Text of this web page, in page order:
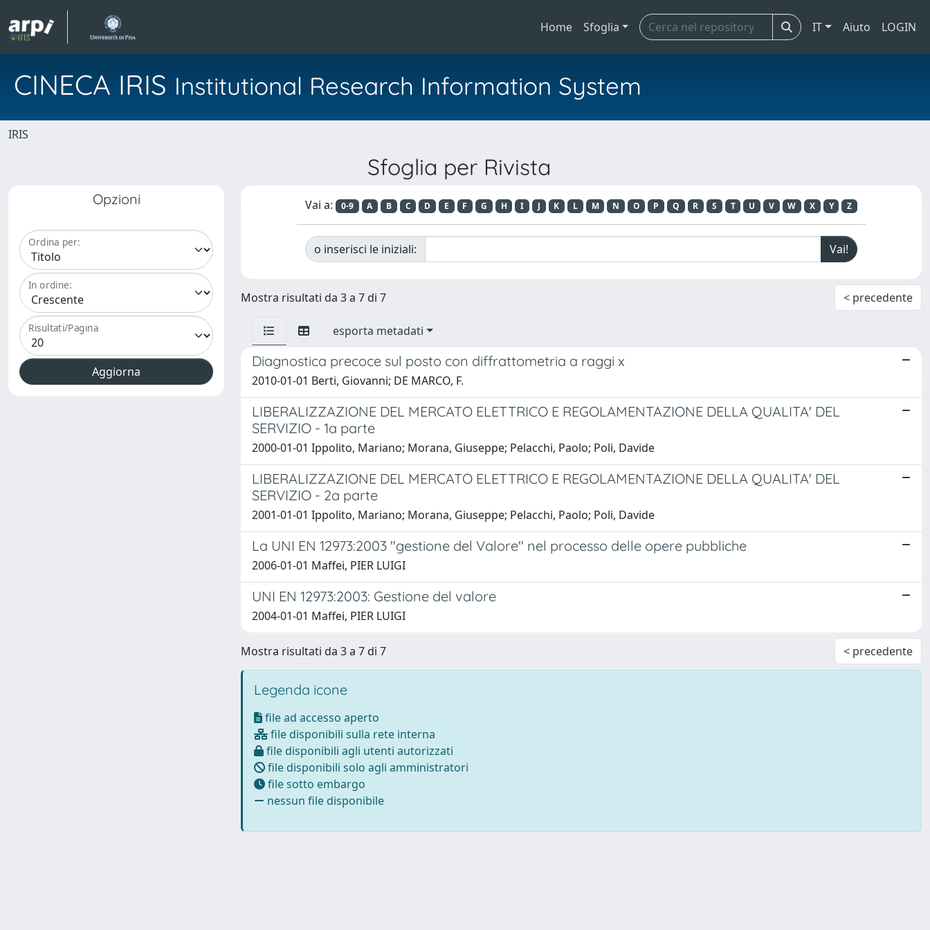
Home Sfoglia IT Aiuto LOGIN
CINECA IRIS Institutional Research Information System
IRIS
Sfoglia per Rivista
Opzioni
Ordina per:
In ordine:
Risultati/Pagina
Vai a: 0-9 A B C D E F G H I J K L M N O P Q R S T U V W X Y Z
o inserisci le iniziali:
Mostra risultati da 3 a 7 di 7 < precedente
esporta metadati
Diagnostica precoce sul posto con diffrattometria a raggi x
2010-01-01 Berti, Giovanni; DE MARCO, F.
LIBERALIZZAZIONE DEL MERCATO ELETTRICO E REGOLAMENTAZIONE DELLA QUALITA' DEL
SERVIZIO - 1a parte
2000-01-01 Ippolito, Mariano; Morana, Giuseppe; Pelacchi, Paolo; Poli, Davide
LIBERALIZZAZIONE DEL MERCATO ELETTRICO E REGOLAMENTAZIONE DELLA QUALITA' DEL
SERVIZIO - 2a parte
2001-01-01 Ippolito, Mariano; Morana, Giuseppe; Pelacchi, Paolo; Poli, Davide
La UNI EN 12973:2003 "gestione del Valore" nel processo delle opere pubbliche
2006-01-01 Maffei, PIER LUIGI
UNI EN 12973:2003: Gestione del valore
2004-01-01 Maffei, PIER LUIGI
Mostra risultati da 3 a 7 di 7 < precedente
Legenda icone
file ad accesso aperto
file disponibili sulla rete interna
file disponibili agli utenti autorizzati
file disponibili solo agli amministratori
file sotto embargo
nessun file disponibile